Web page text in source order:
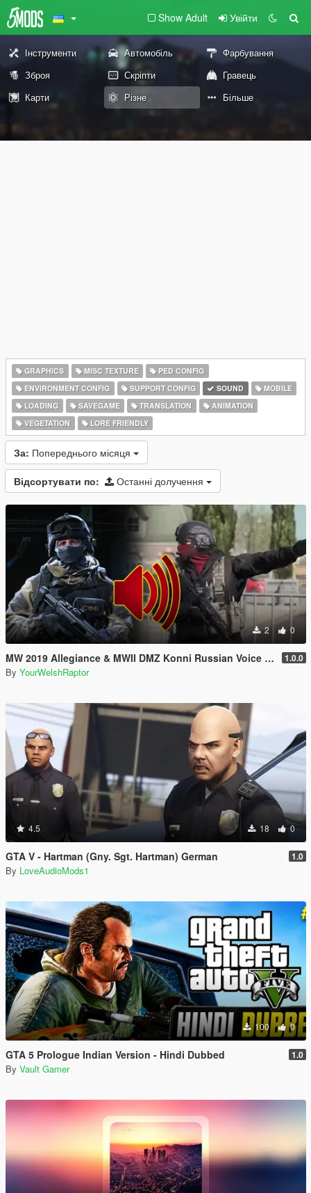
Show Adult Увійти
Інструменти Автомобіль
Фарбування
Зброя
Скріпти
Гравець
Карти
Різне Більше
GRAPHICS MISC TEXTURE
PED CONFIG
ENVIRONMENT CONFIG
SUPPORT CONFIG SOUND
MOBILE
LOADING
SAVEGAME TRANSLATION
ANIMATION
VEGETATION
LORE FRIENDLY
За: Попереднього місяця
Відсортувати по: Останні долучення
2 0
MW 2019 Allegiance & MWII DMZ Konni Russian Voice Groups for Peds 1.0.0
By YourWelshRaptor
4.5 18 0
GTA V - Hartman (Gny. Sgt. Hartman) German 1.0
By LoveAudioMods1
100 0
GTA 5 Prologue Indian Version - Hindi Dubbed 1.0
By Vault Gamer